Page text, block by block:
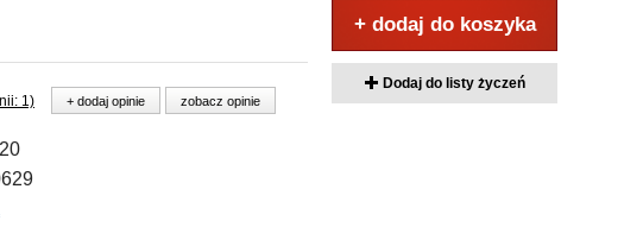
1) + dodaj opinie zobacz opinie
+ dodaj do koszyka
Dodaj do listy życzeń